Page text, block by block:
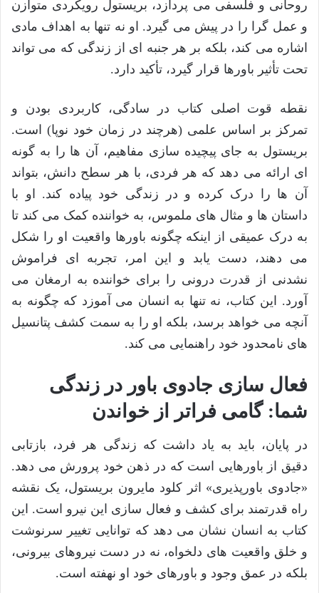
روحانی و فلسفی می پردازد، بریستول رویکردی متوازن
و عمل گرا را در پیش می گیرد. او نه تنها به اهداف مادی
اشاره می کند، بلکه بر هر جنبه ای از زندگی که می تواند
تحت تأثیر باورها قرار گیرد، تأکید دارد.
نقطه قوت اصلی کتاب در سادگی، کاربردی بودن و
تمرکز بر اساس علمی (هرچند در زمان خود نوپا) است.
بریستول به جای پیچیده سازی مفاهیم، آن ها را به گونه
ای ارائه می دهد که هر فردی، با هر سطح دانش، بتواند
آن ها را درک کرده و در زندگی خود پیاده کند. او با
داستان ها و مثال های ملموس، به خواننده کمک می کند تا
به درک عمیقی از اینکه چگونه باورها واقعیت او را شکل
می دهند، دست یابد و این امر، تجربه ای فراموش
نشدنی از قدرت درونی را برای خواننده به ارمغان می
آورد. این کتاب، نه تنها به انسان می آموزد که چگونه به
آنچه می خواهد برسد، بلکه او را به سمت کشف پتانسیل
های نامحدود خود راهنمایی می کند.
فعال سازی جادوی باور در زندگی
شما: گامی فراتر از خواندن
در پایان، باید به یاد داشت که زندگی هر فرد، بازتابی
دقیق از باورهایی است که در ذهن خود پرورش می دهد.
«جادوی باورپذیری» اثر کلود مایرون بریستول، یک نقشه
راه قدرتمند برای کشف و فعال سازی این نیرو است. این
کتاب به انسان نشان می دهد که توانایی تغییر سرنوشت
و خلق واقعیت های دلخواه، نه در دست نیروهای بیرونی،
بلکه در عمق وجود و باورهای خود او نهفته است.